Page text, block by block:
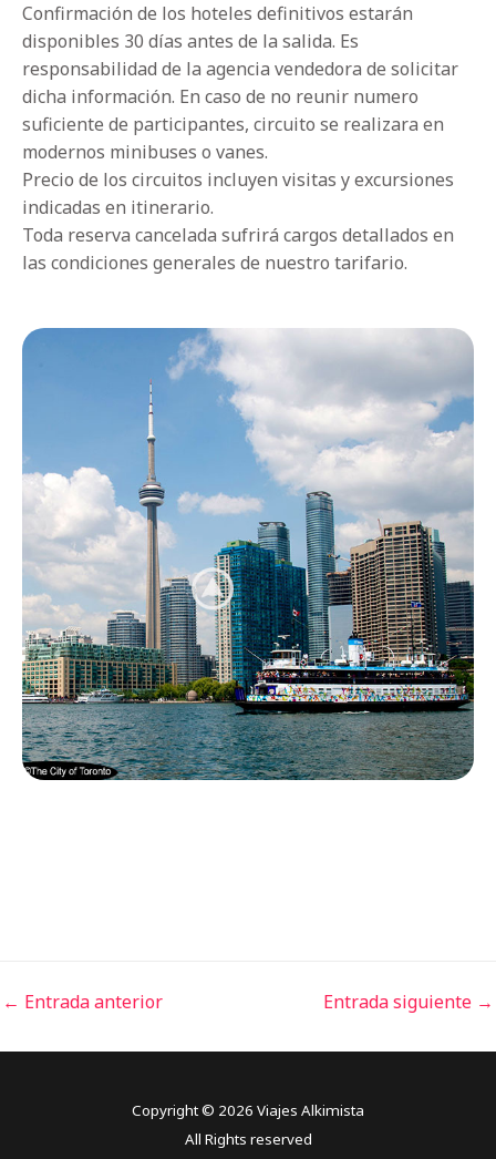
Confirmación de los hoteles definitivos estarán
disponibles 30 días antes de la salida. Es
responsabilidad de la agencia vendedora de solicitar
dicha información. En caso de no reunir numero
suficiente de participantes, circuito se realizara en
modernos minibuses o vanes.
Precio de los circuitos incluyen visitas y excursiones
indicadas en itinerario.
Toda reserva cancelada sufrirá cargos detallados en
las condiciones generales de nuestro tarifario.
← Entrada anterior Entrada siguiente →
Copyright © 2026 Viajes Alkimista
All Rights reserved